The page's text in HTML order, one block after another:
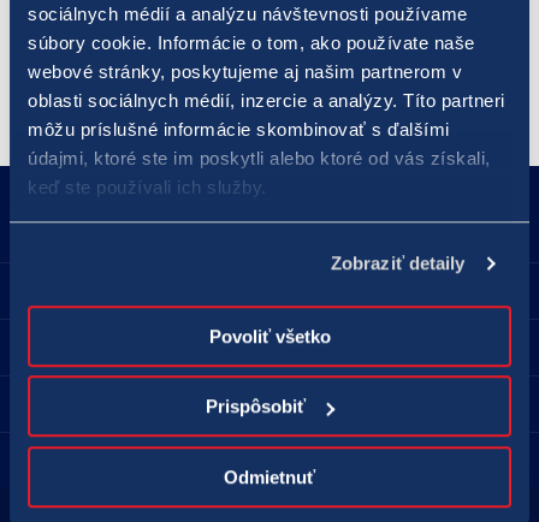
sociálnych médií a analýzu návštevnosti používame
súbory cookie. Informácie o tom, ako používate naše
webové stránky, poskytujeme aj našim partnerom v
oblasti sociálnych médií, inzercie a analýzy. Títo partneri
môžu príslušné informácie skombinovať s ďalšími
údajmi, ktoré ste im poskytli alebo ktoré od vás získali,
keď ste používali ich služby.
Zobraziť detaily
Povoliť všetko
Prispôsobiť
Odmietnuť
pre„malé loto“sa žrebuje dvakrát za týždeň - v stredu a v
nedeľu.